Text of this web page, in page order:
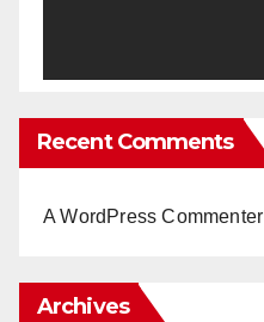
Recent Comments
A WordPress Commenter
Archives